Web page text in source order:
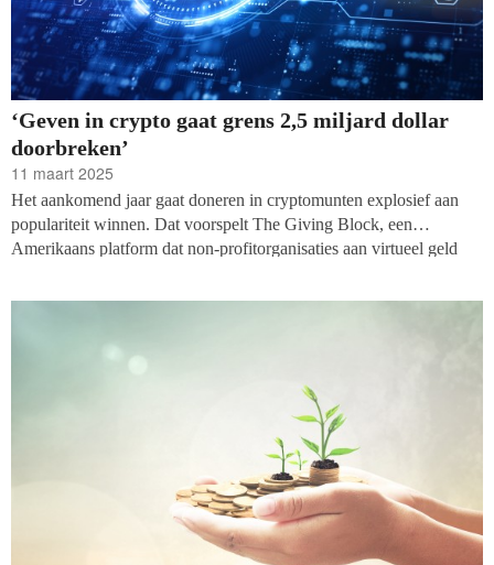
‘Geven in crypto gaat grens 2,5 miljard dollar
doorbreken’
11 maart 2025
Het aankomend jaar gaat doneren in cryptomunten explosief aan
populariteit winnen. Dat voorspelt The Giving Block, een
Amerikaans platform dat non-profitorganisaties aan virtueel geld
worden gedoneerd: ruim een verdubbeling ten opzichte van 2024.